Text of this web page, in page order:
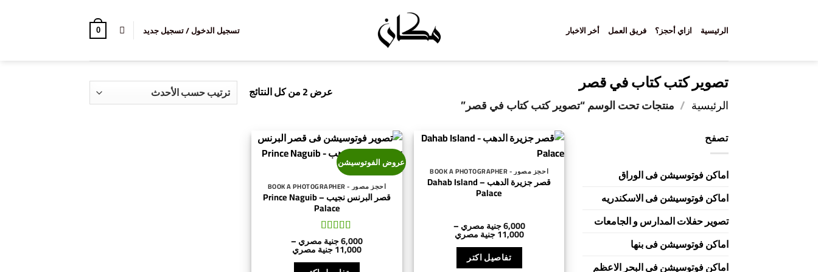
الرئيسية ازاي أحجز؟ فريق العمل أخر الاخبار تسجيل الدخول / تسجيل جديد 0
تصوير كتب كتاب في قصر
الرئيسية / منتجات تحت الوسم “تصوير كتب كتاب في قصر”
عرض ⁦2⁩ من كل النتائج
تم
الفرز
الأحدث
تصفح
اماكن فوتوسيشن فى الوراق
اماكن فوتوسيشن فى الاسكندريه
تصوير حفلات المدارس و الجامعات
اماكن فوتوسيشن فى بنها
اماكن فوتوسيشن في البحر الاعظم
احجز مصور - BOOK A PHOTOGRAPHER
قصر جزيرة الدهب – Dahab Island
Palace
6,000جنية مصري–
11,000جنية مصري
تفاصيل اكتر
هناك
عروض الفوتوسيشن
احجز مصور - BOOK A PHOTOGRAPHER
قصر البرنس نجيب – Prince Naguib
Palace
تم التقييم5
من 5
6,000جنية مصري–
11,000جنية مصرينطاق
السعر:
هناك